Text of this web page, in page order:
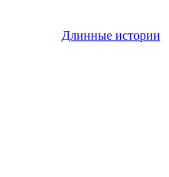
Длинные истории